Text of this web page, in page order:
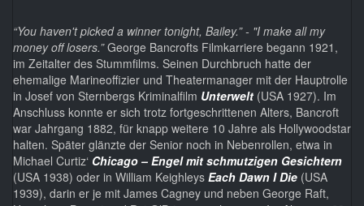
“You haven't picked a winner tonight, Bailey.” - "I make all my
money off losers.”George Bancrofts Filmkarriere begann 1921,
im Zeitalter des Stummfilms. Seinen Durchbruch hatte der
ehemalige Marineoffizier und Theatermanager mit der Hauptrolle
in Josef von Sternbergs Kriminalfilm Unterwelt (USA 1927). Im
Anschluss konnte er sich trotz fortgeschrittenen Alters, Bancroft
war Jahrgang 1882, für knapp weitere 10 Jahre als Hollywoodstar
halten. Später glänzte der Senior noch in Nebenrollen, etwa in
Michael Curtiz‘ Chicago – Engel mit schmutzigen Gesichtern
(USA 1938) oder in William Keighleys Each Dawn I Die (USA
1939), darin er je mit James Cagney und neben George Raft,